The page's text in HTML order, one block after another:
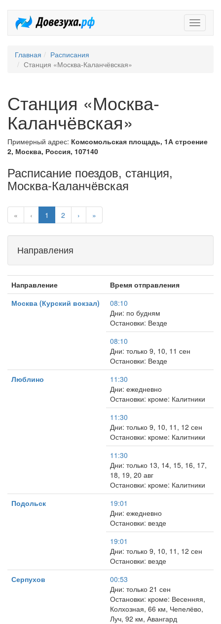
Главная
Расписания
Станция «Москва-Каланчёвская»
Станция «Москва-
Каланчёвская»
Примерный адрес: Комсомольская площадь, 1А строение
2, Москва, Россия, 107140
Расписание поездов, станция,
Москва-Каланчёвская
« ‹ 1 2 › »
Направления
Направление
Время отправления
Москва (Курский вокзал)
08:10
Дни: по будням
Остановки: Везде
08:10
Дни: только 9, 10, 11 сен
Остановки: Везде
Люблино
11:30
Дни: ежедневно
Остановки: кроме: Калитники
11:30
Дни: только 9, 10, 11, 12 сен
Остановки: кроме: Калитники
11:30
Дни: только 13, 14, 15, 16, 17,
18, 19, 20 авг
Остановки: кроме: Калитники
Подольск
19:01
Дни: ежедневно
Остановки: везде
19:01
Дни: только 9, 10, 11, 12 сен
Остановки: везде
Серпухов
00:53
Дни: только 21 сен
Остановки: кроме: Весенняя,
Колхозная, 66 км, Чепелёво,
Луч, 92 км, Авангард